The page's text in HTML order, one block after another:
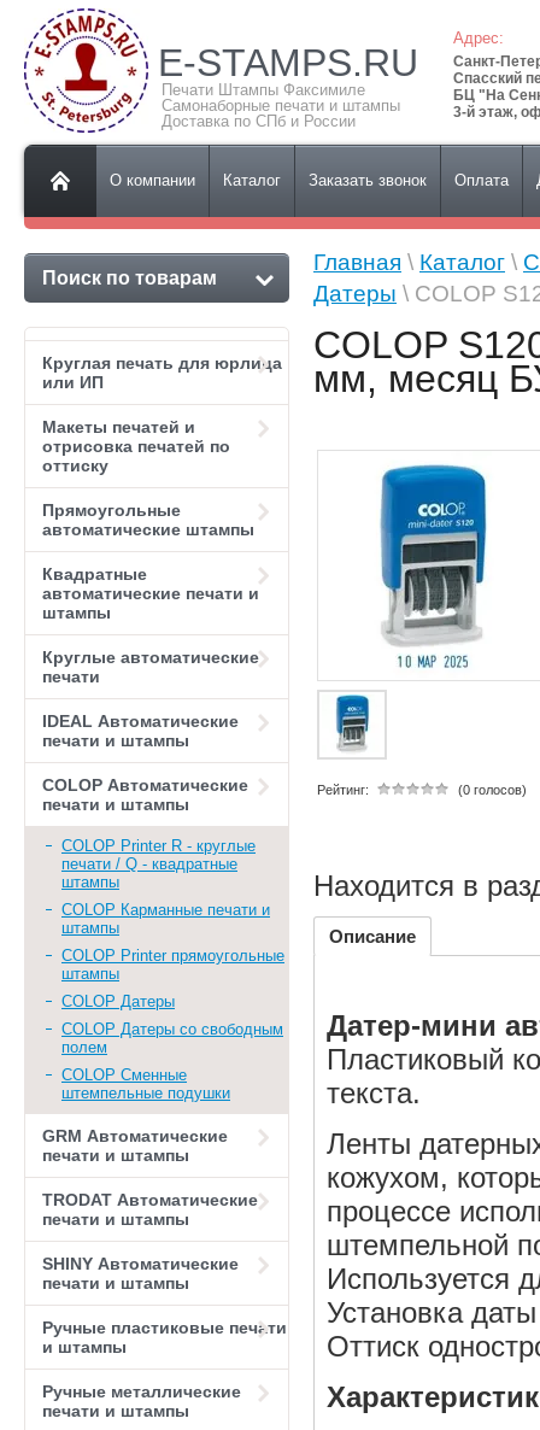
E-STAMPS.RU
Печати Штампы Факсимиле
Самонаборные печати и штампы
Доставка по СПб и России
Адрес:
Санкт-
Спасский
БЦ "На
3-й этаж,
О компании Каталог Заказать звонок Оплата
Поиск по товарам
Круглая печать для юрлица
или ИП
Макеты печатей и
отрисовка печатей по
оттиску
Прямоугольные
автоматические штампы
Квадратные
автоматические печати и
штампы
Круглые автоматические
печати
IDEAL Автоматические
печати и штампы
COLOP Автоматические
печати и штампы
COLOP Printer R - круглые
печати / Q - квадратные
штампы
COLOP Карманные печати и
штампы
COLOP Printer прямоугольные
штампы
COLOP Датеры
COLOP Датеры со свободным
полем
COLOP Сменные
штемпельные подушки
GRM Автоматические
печати и штампы
TRODAT Автоматические
печати и штампы
SHINY Автоматические
печати и штампы
Ручные пластиковые печати
и штампы
Ручные металлические
печати и штампы
Главная \ Каталог \
Датеры \ COLOP
COLOP
мм, месяц
Рейтинг: (0 голосов)
Находится в
Описание
Датер-мини
Пластиковый
текста.
Ленты
кожухом,
процессе
штемпельной
Используется
Установка
Оттиск